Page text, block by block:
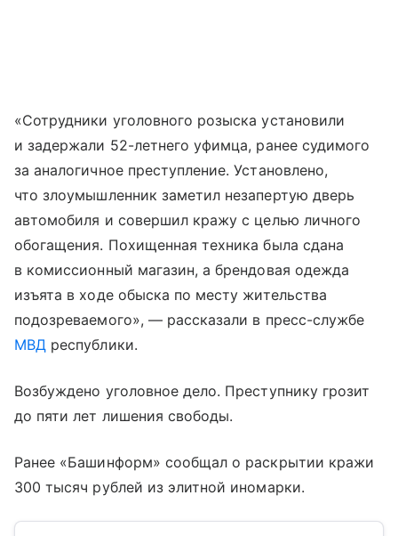
«Сотрудники уголовного розыска установили
и задержали 52-летнего уфимца, ранее судимого
за аналогичное преступление. Установлено,
что злоумышленник заметил незапертую дверь
автомобиля и совершил кражу с целью личного
обогащения. Похищенная техника была сдана
в комиссионный магазин, а брендовая одежда
изъята в ходе обыска по месту жительства
подозреваемого», — рассказали в пресс-службе
МВД республики.
Возбуждено уголовное дело. Преступнику грозит
до пяти лет лишения свободы.
Ранее «Башинформ» сообщал о раскрытии кражи
300 тысяч рублей из элитной иномарки.